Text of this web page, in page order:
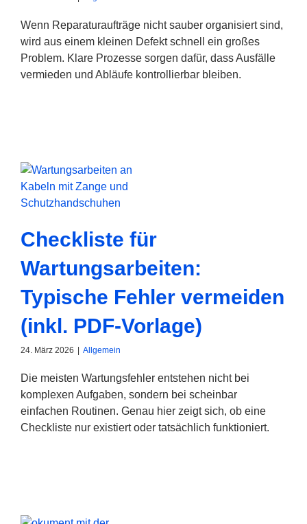
Wenn Reparaturaufträge nicht sauber organisiert sind,
wird aus einem kleinen Defekt schnell ein großes
Problem. Klare Prozesse sorgen dafür, dass Ausfälle
vermieden und Abläufe kontrollierbar bleiben.
Checkliste für
Wartungsarbeiten:
Typische Fehler vermeiden
(inkl. PDF-Vorlage)
24. März 2026 Allgemein
Die meisten Wartungsfehler entstehen nicht bei
komplexen Aufgaben, sondern bei scheinbar
einfachen Routinen. Genau hier zeigt sich, ob eine
Checkliste nur existiert oder tatsächlich funktioniert.